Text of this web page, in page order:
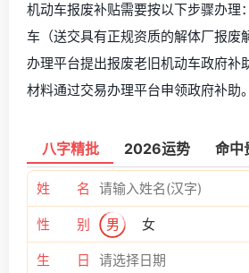
机动车报废补贴需要按以下步骤办理
车（送交具有正规资质的解体厂报废
办理平台提出报废老旧机动车政府补
材料通过交易办理平台申领政府补助。
八字精批 2026运势 命中
姓 名
性 别 男 女
生 日